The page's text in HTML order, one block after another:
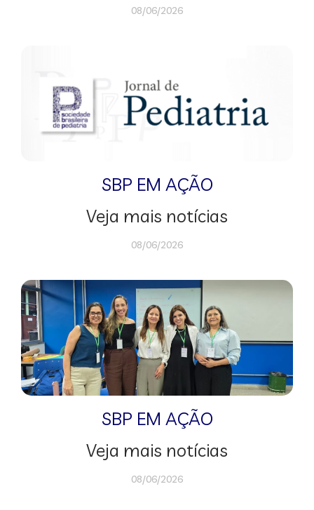
08/06/2026
SBP EM AÇÃO
Veja mais notícias
08/06/2026
SBP EM AÇÃO
Veja mais notícias
08/06/2026